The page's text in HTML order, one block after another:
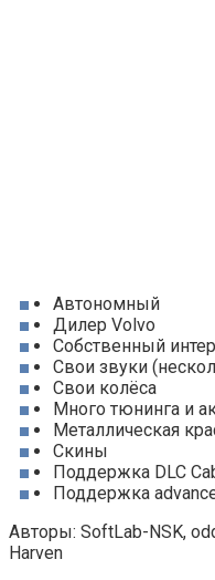
Автономный
Дилер Volvo
Собственный
Свои звуки
Свои колёса
Много тюнинга и
Металлическая
Скины
Поддержка DLC
Поддержка
Авторы: SoftLab-NSK,
Harven